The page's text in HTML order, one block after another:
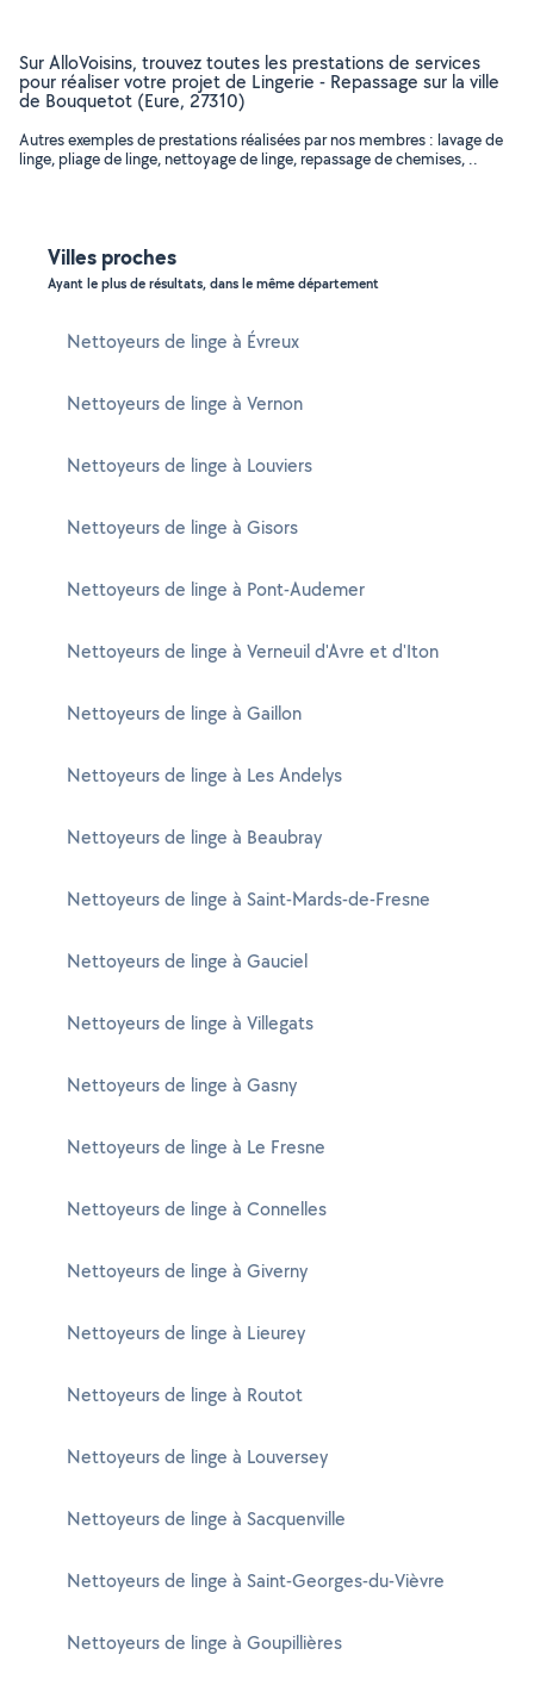
Sur AlloVoisins, trouvez toutes les prestations de services
pour réaliser votre projet de Lingerie - Repassage sur la ville
de Bouquetot (Eure, 27310)
Autres exemples de prestations réalisées par nos membres : lavage de
linge, pliage de linge, nettoyage de linge, repassage de chemises, ..
Villes proches
Ayant le plus de résultats, dans le même département
Nettoyeurs de linge à Évreux
Nettoyeurs de linge à Vernon
Nettoyeurs de linge à Louviers
Nettoyeurs de linge à Gisors
Nettoyeurs de linge à Pont-Audemer
Nettoyeurs de linge à Verneuil d'Avre et d'Iton
Nettoyeurs de linge à Gaillon
Nettoyeurs de linge à Les Andelys
Nettoyeurs de linge à Beaubray
Nettoyeurs de linge à Saint-Mards-de-Fresne
Nettoyeurs de linge à Gauciel
Nettoyeurs de linge à Villegats
Nettoyeurs de linge à Gasny
Nettoyeurs de linge à Le Fresne
Nettoyeurs de linge à Connelles
Nettoyeurs de linge à Giverny
Nettoyeurs de linge à Lieurey
Nettoyeurs de linge à Routot
Nettoyeurs de linge à Louversey
Nettoyeurs de linge à Sacquenville
Nettoyeurs de linge à Saint-Georges-du-Vièvre
Nettoyeurs de linge à Goupillières